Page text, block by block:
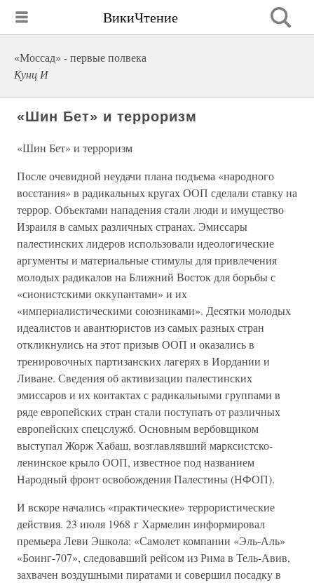
ВикиЧтение
«Моссад» - первые полвека
Кунц И
«Шин Бет» и терроризм
«Шин Бет» и терроризм
После очевидной неудачи плана подъема «народного
восстания» в радикальных кругах ООП сделали ставку на
террор. Объектами нападения стали люди и имущество
Израиля в самых различных странах. Эмиссары
палестинских лидеров использовали идеологические
аргументы и материальные стимулы для привлечения
молодых радикалов на Ближний Восток для борьбы с
«сионистскими оккупантами» и их
«империалистическими союзниками». Десятки молодых
идеалистов и авантюристов из самых разных стран
откликнулись на этот призыв ООП и оказались в
тренировочных партизанских лагерях в Иордании и
Ливане. Сведения об активизации палестинских
эмиссаров и их контактах с радикальными группами в
ряде европейских стран стали поступать от различных
европейских спецслужб. Основным вербовщиком
выступал Жорж Хабаш, возглавлявший марксистско-
ленинское крыло ООП, известное под названием
Народный фронт освобождения Палестины (НФОП).
И вскоре начались «практические» террористические
действия. 23 июля 1968 г Хармелин информировал
премьера Леви Эшкола: «Самолет компании «Эль-Аль»
«Боинг-707», следовавший рейсом из Рима в Тель-Авив,
захвачен воздушными пиратами и совершил посадку в